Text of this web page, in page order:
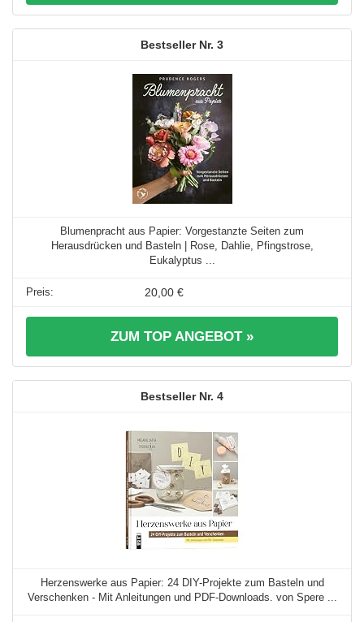
3
Blumenpracht aus Papier: Vorgestanzte Seiten zum
Herausdrücken und Basteln | Rose, Dahlie, Pfingstrose,
Eukalyptus ...
20,00 €
ZUM TOP ANGEBOT »
4
Herzenswerke aus Papier: 24 DIY-Projekte zum Basteln und
Verschenken - Mit Anleitungen und PDF-Downloads. von Spere ...